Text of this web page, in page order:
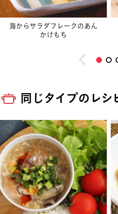
海からサラダフレークのあん
かけもち
同じタイプのレシ